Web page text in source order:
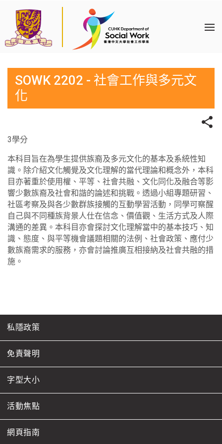
SOWK 2202 - 社會工作與多元文
化
3學分
本科目旨在為學生提供族裔及多元文化的基本及系統性知
識。除介紹文化觸覺及文化理解的當代理論和概念外，本科
目亦著重於使用權、平等、社會共融、文化同化及融合等影
響少數族裔及社會和諧的論述和挑戰。透過小組專題研習、
社區考察及與各少數群族接觸的互動學習活動，同學可察醒
自己與不同種族背景人仕在信念、價值觀、生活方式及人際
溝通的差異。本科目亦會探討文化理解當中的基本技巧、知
識、態度、與平等機會議題相關的法例、社會政策、應付少
數族裔需求的服務，亦會討論推廣互相接納及社會共融的措
施。
私隱政策
免責聲明
字型大小
活動焦點
網頁指南